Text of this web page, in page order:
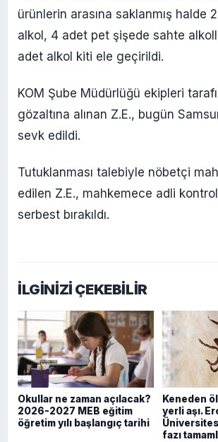
ürünlerin arasına saklanmış halde
alkol, 4 adet pet şişede sahte
adet alkol kiti ele geçirildi.
KOM Şube Müdürlüğü ekipleri
gözaltına alınan Z.E., bugün
sevk edildi.
Tutuklanması talebiyle nöbetçi
edilen Z.E., mahkemece adli
serbest bırakıldı.
İLGİNİZİ ÇEKEBİLİR
Okullar ne zaman açılacak?
2026-2027 MEB eğitim
öğretim yılı başlangıç tarihi
Keneden
yerli aşı.
fazı